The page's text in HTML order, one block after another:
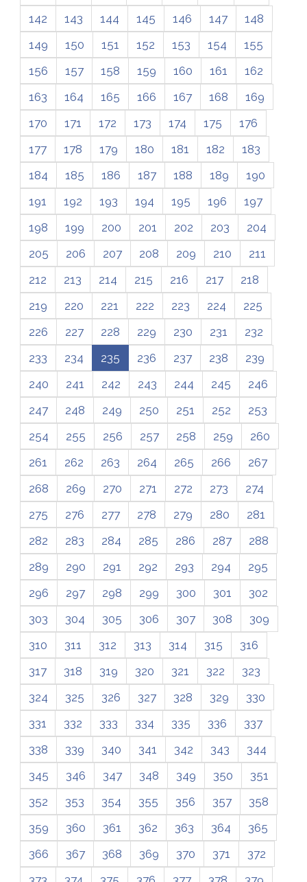
142
143 144 145 146 147
148
149
150 151 152 153 154
155
156
157 158 159 160 161
162
163
164 165 166 167 168
169
170
171 172 173 174 175
176
177
178 179 180 181 182
183
184
185 186 187 188 189
190
191
192 193 194 195 196
197
198
199 200 201 202 203
204
205
206 207 208 209 210
211
212
213 214 215 216 217
218
219
220 221 222 223 224
225
226
227 228 229 230 231
232
233
234 235 236 237 238
239
240
241 242 243 244 245
246
247
248 249 250 251 252
253
254
255 256 257 258 259
260
261
262 263 264 265 266
267
268
269 270 271 272 273
274
275
276 277 278 279 280
281
282
283 284 285 286 287
288
289
290 291 292 293 294
295
296
297 298 299 300 301
302
303
304 305 306 307 308
309
310
311 312 313 314 315
316
317
318 319 320 321 322
323
324
325 326 327 328 329
330
331
332 333 334 335 336
337
338
339 340 341 342 343
344
345
346 347 348 349 350
351
352
353 354 355 356 357
358
359
360 361 362 363 364
365
366
367 368 369 370 371
372